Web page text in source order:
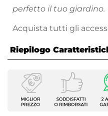
perfetto il tuo giardino.
Acquista tutti gli
Riepilogo
Caratteristiche
Tipologia
Tenda a caduta